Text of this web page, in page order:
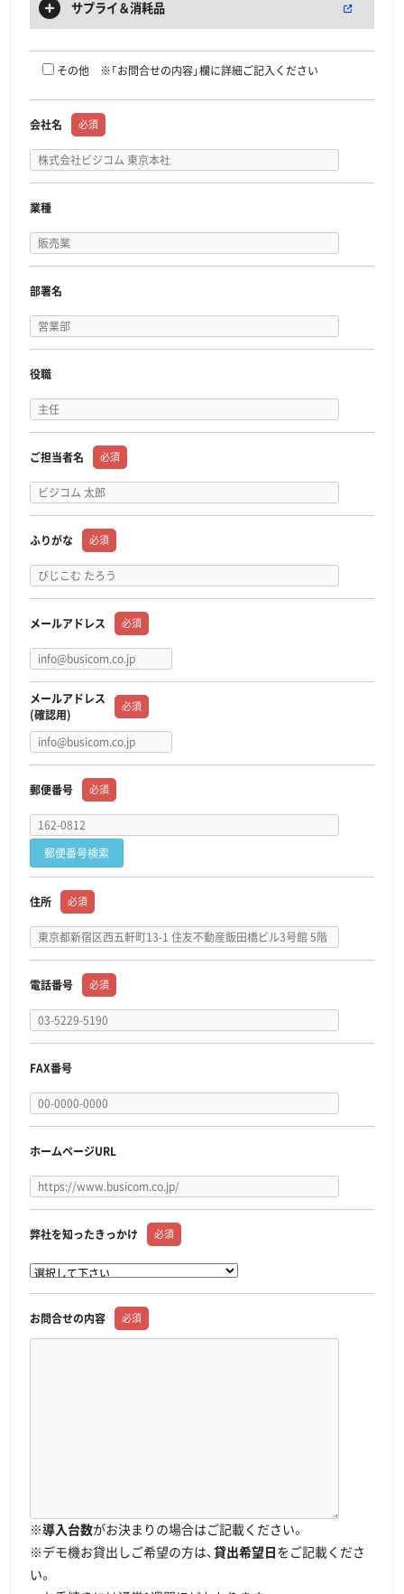
サプライ＆消耗品
その他 ※「お問合せの内容」欄に詳細ご記入ください
必須
会社名
業種
部署名
役職
必須
ご担当者名
必須
ふりがな
必須
メールアドレス
必須
メールアドレス
(確認用)
必須
郵便番号
郵便番号検索
必須
住所
必須
電話番号
FAX番号
ホームページURL
必須
弊社を知ったきっかけ
必須
お問合せの内容
※導入台数がお決まりの場合はご記載ください。
※デモ機お貸出しご希望の方は、貸出希望日 をご記載くださ
い。